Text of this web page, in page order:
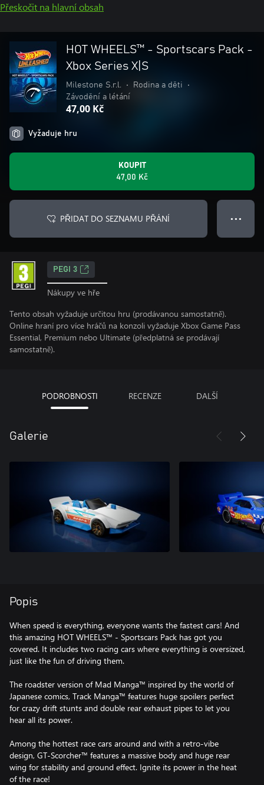
Přeskočit na hlavní obsah
HOT WHEELS™ - Sportscars Pack -
Xbox Series X|S
Milestone S.r.l. • Rodina a děti
•
Závodění a létání
47,00 Kč
Vyžaduje hru
KOUPIT
47,00 Kč
PŘIDAT DO SEZNAMU PŘÁNÍ ● ● ●
PEGI 3
Nákupy ve hře
Tento obsah vyžaduje určitou hru (prodávanou samostatně).
Online hraní pro více hráčů na konzoli vyžaduje Xbox Game Pass
Essential, Premium nebo Ultimate (předplatná se prodávají
samostatně).
PODROBNOSTI RECENZE DALŠÍ
Galerie
Popis
When speed is everything, everyone wants the fastest cars! And
this amazing HOT WHEELS™ - Sportscars Pack has got you
covered. It includes two racing cars where everything is oversized,
just like the fun of driving them.
The roadster version of Mad Manga™ inspired by the world of
Japanese comics, Track Manga™ features huge spoilers perfect
for crazy drift stunts and double rear exhaust pipes to let you
hear all its power.
Among the hottest race cars around and with a retro-vibe
design, GT-Scorcher™ features a massive body and huge rear
wing for stability and ground effect. Ignite its power in the heat
of the race!